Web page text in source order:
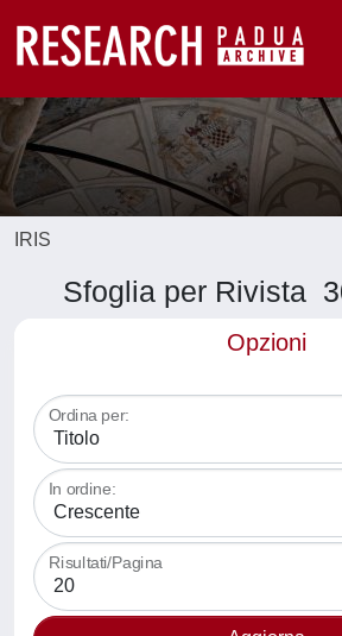
IRIS
Sfoglia per Rivista
Opzioni
Ordina per:
In ordine:
Risultati/Pagina